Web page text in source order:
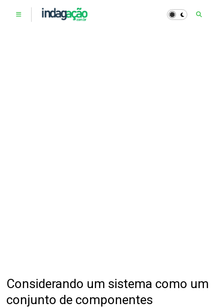
Considerando um sistema como um
conjunto de componentes